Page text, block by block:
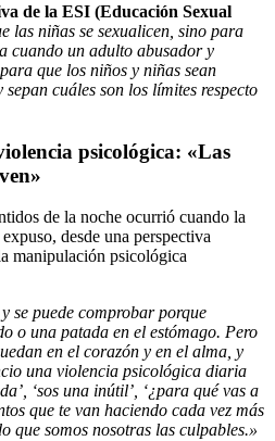
de la ESI (Educación Sexual
las niñas se sexualicen, sino para
cuando un adulto abusador y
que los niños y niñas sean
sepan cuáles son los límites respecto
psicológica: «Las
de la noche ocurrió cuando la
desde una perspectiva
manipulación psicológica
se puede comprobar porque
o una patada en el estómago. Pero
en el corazón y en el alma, y
una violencia psicológica diaria
‘sos una inútil’, ‘¿para qué vas a
que te van haciendo cada vez más
que somos nosotras las culpables.»